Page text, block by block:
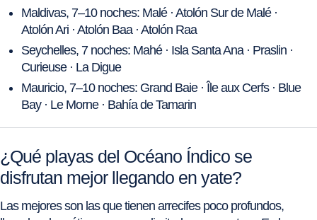
Maldivas, 7–10 noches: Malé · Atolón Sur de Malé ·
Atolón Ari · Atolón Baa · Atolón Raa
Seychelles, 7 noches: Mahé · Isla Santa Ana · Praslin ·
Curieuse · La Digue
Mauricio, 7–10 noches: Grand Baie · Île aux Cerfs · Blue
Bay · Le Morne · Bahía de Tamarin
¿Qué playas del Océano Índico se
disfrutan mejor llegando en yate?
Las mejores son las que tienen arrecifes poco profundos,